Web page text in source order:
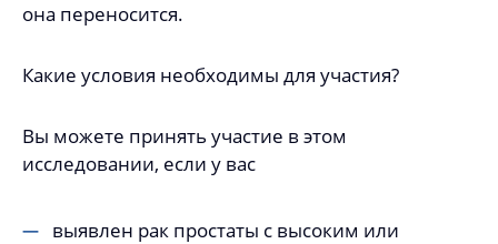
она переносится.
Какие условия необходимы для участия?
Вы можете принять участие в этом
исследовании, если у вас
выявлен рак простаты с высоким или